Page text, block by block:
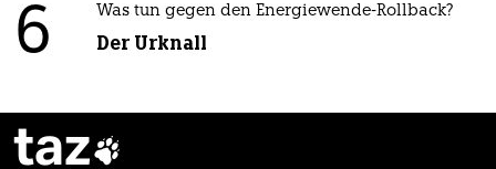
6 Was tun gegen den Energiewende-Rollback?
Der Urknall
taz